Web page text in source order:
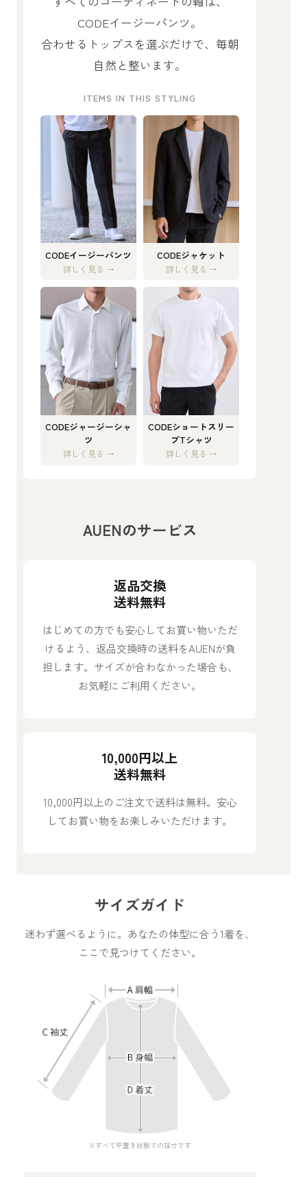
CODEイージーパンツ。
合わせるトップスを選ぶだけで、毎朝
自然と整います。
ITEMS IN THIS STYLING
CODEイージーパンツ
詳しく見る →
CODEジャケット
詳しく見る →
CODEジャージーシャ
ツ
詳しく見る →
CODEショートスリー
ブTシャツ
詳しく見る →
AUENのサービス
返品交換
送料無料
はじめての方でも安心してお買い物いただ
けるよう、返品交換時の送料をAUENが負
担します。サイズが合わなかった場合も、
お気軽にご利用ください。
10,000円以上
送料無料
10,000円以上のご注文で送料は無料。安心
してお買い物をお楽しみいただけます。
サイズガイド
迷わず選べるように。あなたの体型に合う1着を、
ここで見つけてください。
※すべて平置き状態での採寸です